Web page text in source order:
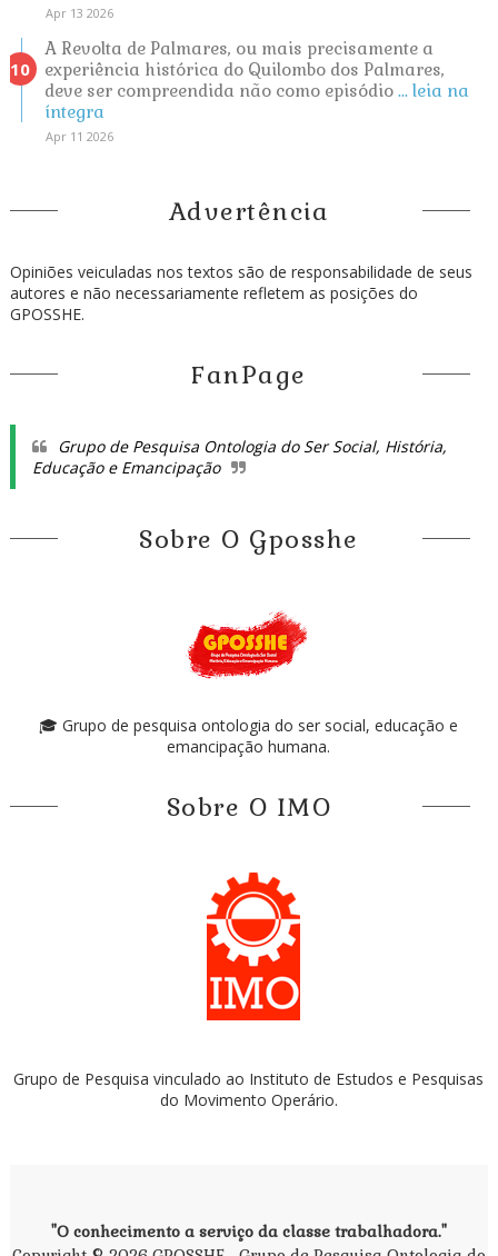
Apr 13 2026
A Revolta de Palmares, ou mais precisamente a
experiência histórica do Quilombo dos Palmares,
deve ser compreendida não como episódio ... leia na
íntegra
Apr 11 2026
Advertência
Opiniões veiculadas nos textos são de responsabilidade de seus
autores e não necessariamente refletem as posições do
GPOSSHE.
FanPage
Grupo de Pesquisa Ontologia do Ser Social, História,
Educação e Emancipação
Sobre O Gposshe
🎓 Grupo de pesquisa ontologia do ser social, educação e
emancipação humana.
Sobre O IMO
Grupo de Pesquisa vinculado ao Instituto de Estudos e Pesquisas
do Movimento Operário.
"O conhecimento a serviço da classe trabalhadora."